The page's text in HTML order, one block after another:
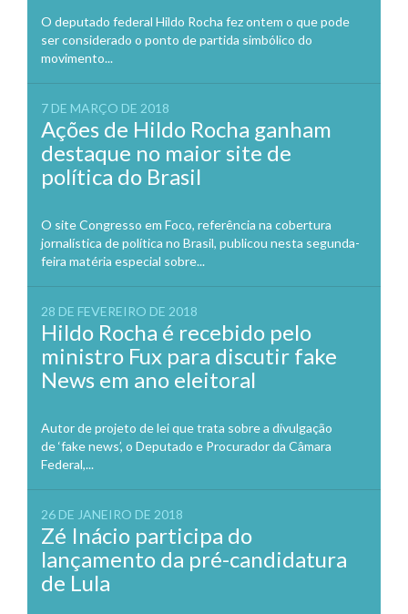
O deputado federal Hildo Rocha fez ontem o que pode
ser considerado o ponto de partida simbólico do
movimento...
7 DE MARÇO DE 2018
Ações de Hildo Rocha ganham
destaque no maior site de
política do Brasil
O site Congresso em Foco, referência na cobertura
jornalística de política no Brasil, publicou nesta segunda-
feira matéria especial sobre...
28 DE FEVEREIRO DE 2018
Hildo Rocha é recebido pelo
ministro Fux para discutir fake
News em ano eleitoral
Autor de projeto de lei que trata sobre a divulgação
de ‘fake news’, o Deputado e Procurador da Câmara
Federal,...
26 DE JANEIRO DE 2018
Zé Inácio participa do
lançamento da pré-candidatura
de Lula